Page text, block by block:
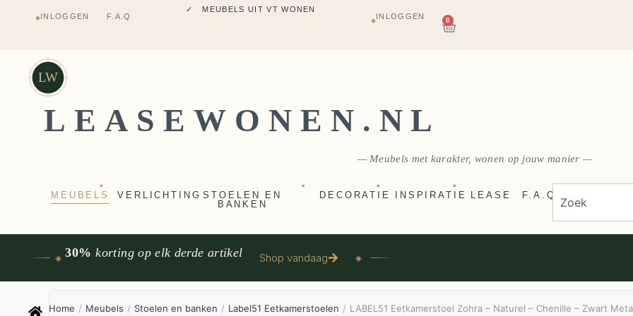
◆INLOGGEN F.A.Q
✓ MEUBELS UIT VT WONEN
◆INLOGGEN 0
LW
LEASEWONEN.NL
— Meubels met karakter, wonen op jouw manier —
MEUBELS
◆
VERLICHTING STOELEN EN
BANKEN
◆
DECORATIE
◆
INSPIRATIE
◆
LEASE F.A.Q
◈ 30% korting op elk derde artikel Shop vandaag ◈
Home / Meubels / Stoelen en banken / Label51 Eetkamerstoelen / LABEL51 Eetkamerstoel Zohra – Naturel – Chenille – Zwart